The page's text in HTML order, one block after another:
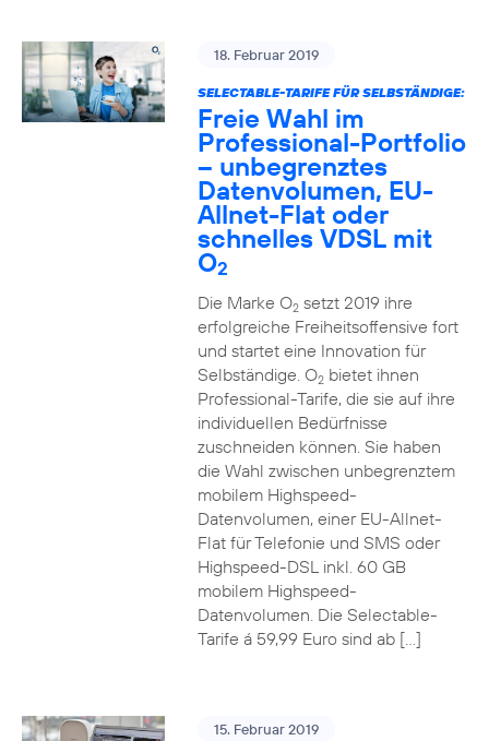
18. Februar 2019
SELECTABLE-TARIFE FÜR SELBSTÄNDIGE:
Freie Wahl im
Professional-Portfolio
– unbegrenztes
Datenvolumen, EU-
Allnet-Flat oder
schnelles VDSL mit
O2
Die Marke O2setzt 2019 ihre
erfolgreiche Freiheitsoffensive fort
und startet eine Innovation für
Selbständige. O2bietet ihnen
Professional-Tarife, die sie auf ihre
individuellen Bedürfnisse
zuschneiden können. Sie haben
die Wahl zwischen unbegrenztem
mobilem Highspeed-
Datenvolumen, einer EU-Allnet-
Flat für Telefonie und SMS oder
Highspeed-DSL inkl. 60 GB
mobilem Highspeed-
Datenvolumen. Die Selectable-
Tarife á 59,99 Euro sind ab […]
15. Februar 2019